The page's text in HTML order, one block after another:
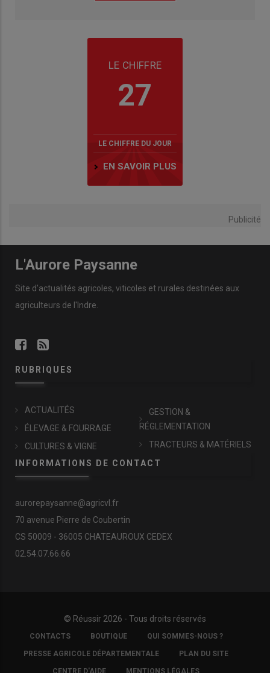
LE CHIFFRE
27
LE CHIFFRE DU JOUR
EN SAVOIR PLUS
Publicité
L'Aurore Paysanne
Site d'actualités agricoles, viticoles et rurales destinées aux
agriculteurs de l'Indre.
RUBRIQUES
ACTUALITÉS
ÉLEVAGE & FOURRAGE
CULTURES & VIGNE
GESTION &
RÉGLEMENTATION
TRACTEURS & MATÉRIELS
INFORMATIONS DE CONTACT
aurorepaysanne@agricvl.fr
70 avenue Pierre de Coubertin
CS 50009 - 36005 CHATEAUROUX CEDEX
02.54.07.66.66
© Réussir 2026 - Tous droits réservés
FOOTER
COPYRIGHT
CONTACTS BOUTIQUE QUI SOMMES-NOUS ?
PRESSE AGRICOLE DÉPARTEMENTALE PLAN DU SITE
CENTRE D'AIDE MENTIONS LÉGALES